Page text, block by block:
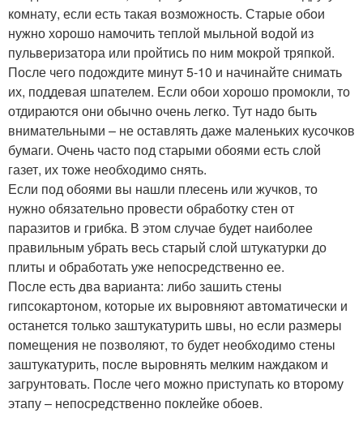
комнату, если есть такая возможность. Старые обои
нужно хорошо намочить теплой мыльной водой из
пульверизатора или пройтись по ним мокрой тряпкой.
После чего подождите минут 5-10 и начинайте снимать
их, поддевая шпателем. Если обои хорошо промокли, то
отдираются они обычно очень легко. Тут надо быть
внимательными – не оставлять даже маленьких кусочков
бумаги. Очень часто под старыми обоями есть слой
газет, их тоже необходимо снять.
Если под обоями вы нашли плесень или жучков, то
нужно обязательно провести обработку стен от
паразитов и грибка. В этом случае будет наиболее
правильным убрать весь старый слой штукатурки до
плиты и обработать уже непосредственно ее.
После есть два варианта: либо зашить стены
гипсокартоном, которые их выровняют автоматически и
останется только заштукатурить швы, но если размеры
помещения не позволяют, то будет необходимо стены
заштукатурить, после выровнять мелким наждаком и
загрунтовать. После чего можно приступать ко второму
этапу – непосредственно поклейке обоев.